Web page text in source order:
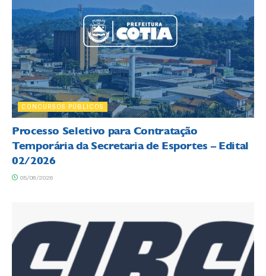
CONCURSOS PÚBLICOS
Processo Seletivo para Contratação
Temporária da Secretaria de Esportes – Edital
02/2026
05/08/2026